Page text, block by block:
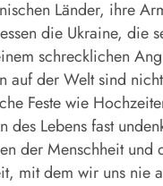
Länder, ihre
die Ukraine, die
schrecklichen
auf der Welt sind
Feste wie
des Lebens fast
der Menschheit und
mit dem wir uns nie